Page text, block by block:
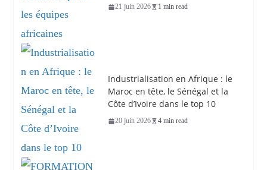
21 juin 2026 1 min read
Industrialisation en Afrique : le
Maroc en tête, le Sénégal et la
Côte d’Ivoire dans le top 10
20 juin 2026 4 min read